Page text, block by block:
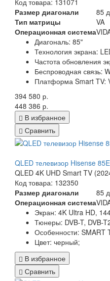
Код товара: 131071
Размер диагонали
85
Тип матрицы
VA
Операционная система
Диагональ: 85"
Технология экрана:
Частота обновления
Беспроводная связь:
Платформа Smart TV:
394 580 р.
448 386 р.
В избранное
Сравнить
QLED телевизор Hisense
QLED 4K UHD Smart TV
Код товара: 132350
Размер диагонали
85
Операционная система
Экран: 4K Ultra HD,
Тюнеры: DVB-T, DVB-
Особенности: SMART
Цвет: черный;
В избранное
Сравнить